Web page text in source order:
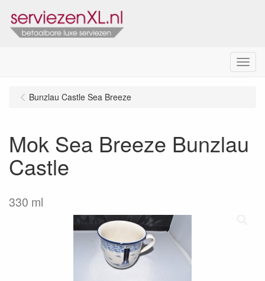
Menu
Bunzlau Castle Sea Breeze
Mok Sea Breeze Bunzlau
Castle
330 ml